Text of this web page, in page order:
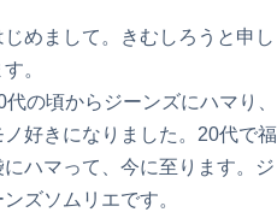
じめまして。きむしろうと申し
す。
代の頃からジーンズにハマり、
ノ好きになりました。20代で福
にハマって、今に至ります。ジ
ンズソムリエです。